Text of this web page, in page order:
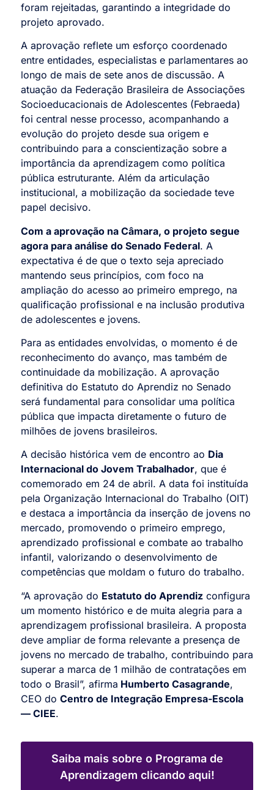
foram rejeitadas, garantindo a integridade do
projeto aprovado.
A aprovação reflete um esforço coordenado
entre entidades, especialistas e parlamentares ao
longo de mais de sete anos de discussão. A
atuação da Federação Brasileira de Associações
Socioeducacionais de Adolescentes (Febraeda)
foi central nesse processo, acompanhando a
evolução do projeto desde sua origem e
contribuindo para a conscientização sobre a
importância da aprendizagem como política
pública estruturante. Além da articulação
institucional, a mobilização da sociedade teve
papel decisivo.
Com a aprovação na Câmara, o projeto segue
agora para análise do Senado Federal. A
expectativa é de que o texto seja apreciado
mantendo seus princípios, com foco na
ampliação do acesso ao primeiro emprego, na
qualificação profissional e na inclusão produtiva
de adolescentes e jovens.
Para as entidades envolvidas, o momento é de
reconhecimento do avanço, mas também de
continuidade da mobilização. A aprovação
definitiva do Estatuto do Aprendiz no Senado
será fundamental para consolidar uma política
pública que impacta diretamente o futuro de
milhões de jovens brasileiros.
A decisão histórica vem de encontro ao Dia
Internacional do Jovem Trabalhador, que é
comemorado em 24 de abril. A data foi instituída
pela Organização Internacional do Trabalho (OIT)
e destaca a importância da inserção de jovens no
mercado, promovendo o primeiro emprego,
aprendizado profissional e combate ao trabalho
infantil, valorizando o desenvolvimento de
competências que moldam o futuro do trabalho.
“A aprovação do Estatuto do Aprendiz configura
um momento histórico e de muita alegria para a
aprendizagem profissional brasileira. A proposta
deve ampliar de forma relevante a presença de
jovens no mercado de trabalho, contribuindo para
superar a marca de 1 milhão de contratações em
todo o Brasil”, afirma Humberto Casagrande,
CEO do Centro de Integração Empresa-Escola
— CIEE.
Saiba mais sobre o Programa de
Aprendizagem clicando aqui!